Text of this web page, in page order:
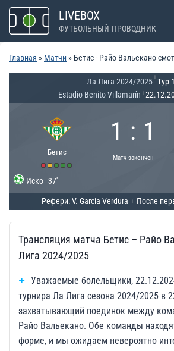
Перейти
содержимому
LIVEBOX
ФУТБОЛЬНЫЙ ПРОВОДНИК
Главная » Матчи » Бетис - Райо Вальекано
Ла Лига 2024/2025 Тур
Estadio Benito Villamarín
Бетис
1 : 1
Матч закончен
Иско 37'
Рефери: V. Garcia Verdura После
Трансляция матча Бетис – Райо
Лига 2024/2025
Уважаемые болельщики,
турнира Ла Лига сезона 2024/2025 в
захватывающий поединок между
Райо Вальекано. Обе команды
форме, и мы ожидаем невероятно